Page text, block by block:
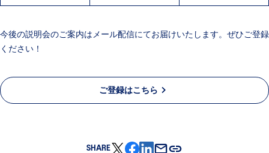
今後の説明会のご案内はメール配信にてお届けいたします。ぜひご登録
ください！
ご登録はこちら
SHARE